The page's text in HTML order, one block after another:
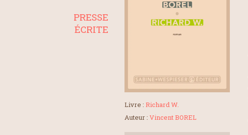
Livre : Richard W.
Auteur : Vincent BOREL
PRESSE
ÉCRITE